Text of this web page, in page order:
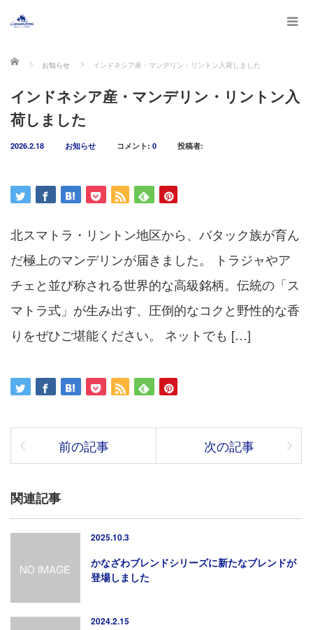
ホーム お知らせ インドネシア産・マンデリン・リントン入荷しました
インドネシア産・マンデリン・リントン入
荷しました
2026.2.18 お知らせ コメント: 0 投稿者:
北スマトラ・リントン地区から、バタック族が育ん
だ極上のマンデリンが届きました。 トラジャやア
チェと並び称される世界的な高級銘柄。伝統の「ス
マトラ式」が生み出す、圧倒的なコクと野性的な香
りをぜひご堪能ください。 ネットでも […]
前の記事 次の記事
関連記事
2025.10.3
かなざわブレンドシリーズに新たなブレンドが
登場しました
2024.2.15